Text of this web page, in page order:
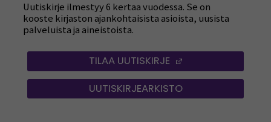
Uutiskirje ilmestyy 6 kertaa vuodessa. Se on
kooste kirjaston ajankohtaisista asioista, uusista
palveluista ja aineistoista.
TILAA UUTISKIRJE
(OPENS IN A NEW
UUTISKIRJEARKISTO